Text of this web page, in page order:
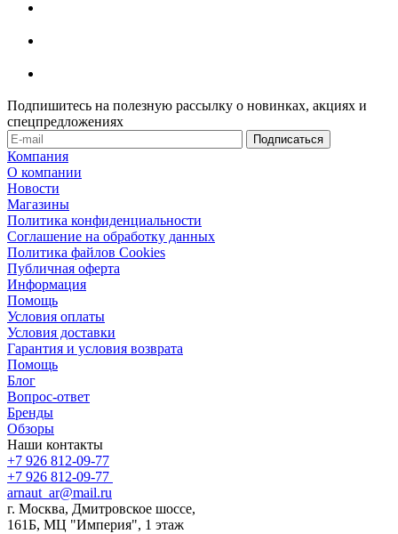
Подпишитесь на полезную рассылку о новинках, акциях и
спецпредложениях
Компания
О компании
Новости
Магазины
Политика конфиденциальности
Соглашение на обработку данных
Политика файлов Cookies
Публичная оферта
Информация
Помощь
Условия оплаты
Условия доставки
Гарантия и условия возврата
Помощь
Блог
Вопрос-ответ
Бренды
Обзоры
Наши контакты
+7 926 812-09-77
+7 926 812-09-77
arnaut_ar@mail.ru
г. Москва, Дмитровское шоссе,
161Б, МЦ "Империя", 1 этаж